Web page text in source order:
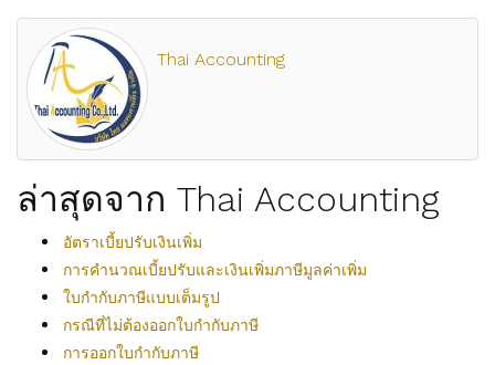
Thai Accounting
ล่าสุดจาก Thai Accounting
อัตราเบี้ยปรับเงินเพิ่ม
การคำนวณเบี้ยปรับและเงินเพิ่มภาษีมูลค่าเพิ่ม
ใบกำกับภาษีแบบเต็มรูป
กรณีที่ไม่ต้องออกใบกำกับภาษี
การออกใบกำกับภาษี